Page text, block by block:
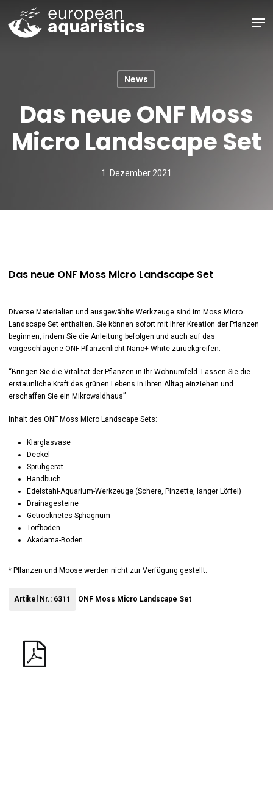
main
News
Das neue ONF Moss
Micro Landscape Set
1. Dezember 2021
Das neue ONF Moss Micro Landscape Set
Diverse Materialien und ausgewählte Werkzeuge sind im Moss Micro
Landscape Set enthalten. Sie können sofort mit Ihrer Kreation der Pflanzen
beginnen, indem Sie die Anleitung befolgen und auch auf das
vorgeschlagene ONF Pflanzenlicht Nano+ White zurückgreifen.
“Bringen Sie die Vitalität der Pflanzen in Ihr Wohnumfeld. Lassen Sie die
erstaunliche Kraft des grünen Lebens in Ihren Alltag einziehen und
erschaffen Sie ein Mikrowaldhaus”
Inhalt des ONF Moss Micro Landscape Sets:
Klarglasvase
Deckel
Sprühgerät
Handbuch
Edelstahl-Aquarium-Werkzeuge (Schere, Pinzette, langer Löffel)
Drainagesteine
Getrocknetes Sphagnum
Torfboden
Akadama-Boden
* Pflanzen und Moose werden nicht zur Verfügung gestellt.
Artikel Nr.: 6311 ONF Moss Micro Landscape Set